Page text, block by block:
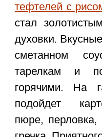
тефтелей с
стал
духовки.
сметанном
тарелкам и
горячими. На
подойдет
пюре, перловка,